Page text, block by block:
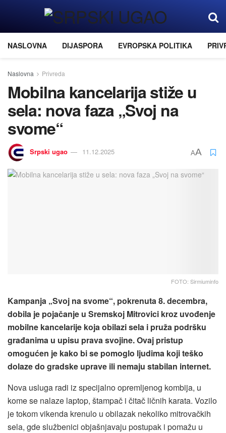
NASLOVNA DIJASPORA EVROPSKA POLITIKA
Naslovna Privreda
Mobilna kancelarija stiže u
sela: nova faza „Svoj na
svome“
Srpski ugao 11.12.2025 AA
FOTO: Sirmiuminfo
Kampanja „Svoj na svome“, pokrenuta 8. decembra,
dobila je pojačanje u Sremskoj Mitrovici kroz uvođenje
mobilne kancelarije koja obilazi sela i pruža podršku
građanima u upisu prava svojine. Ovaj pristup
omogućen je kako bi se pomoglo ljudima koji teško
dolaze do gradske uprave ili nemaju stabilan internet.
Nova usluga radi iz specijalno opremljenog kombija, u
kome se nalaze laptop, štampač i čitač ličnih karata. Vozilo
je tokom vikenda krenulo u obilazak nekoliko mitrovačkih
sela, gde službenici objašnjavaju postupak i pomažu u